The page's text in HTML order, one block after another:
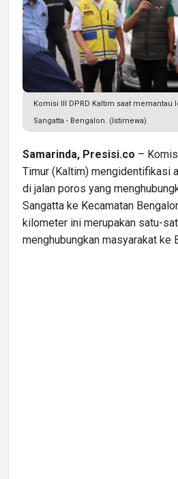
Komisi III DPRD Kaltim saat memantau
Sangatta - Bengalon. (Istimewa)
Samarinda, Presisi.co –
Timur (Kaltim) mengidentifikasi
di jalan poros yang
Sangatta ke Kecamatan
kilometer ini merupakan satu-
menghubungkan masyarakat ke